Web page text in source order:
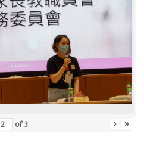
of3 › »